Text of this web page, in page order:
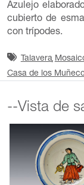
Azulejo
cubierto de
con trípodes.
Talavera
Casa de los
--Vista de